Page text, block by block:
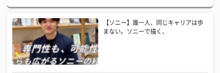
【ソニー】誰一人、同じキャリアは歩
まない。ソニーで描く、